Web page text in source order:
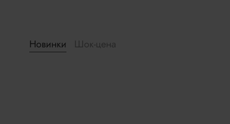
Новинки Шок-цена